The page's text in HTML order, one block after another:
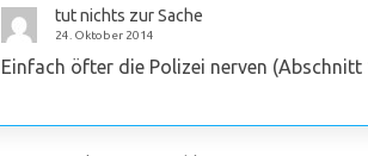
tut nichts zur Sache
24. Oktober 2014
Einfach öfter die Polizei nerven